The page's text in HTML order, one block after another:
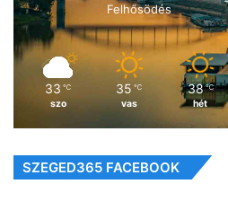
Felhősödés
33 ℃
szo
35 ℃
vas
38 ℃
hét
SZEGED365 FACEBOOK